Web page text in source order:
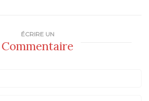
ÉCRIRE UN
Commentaire